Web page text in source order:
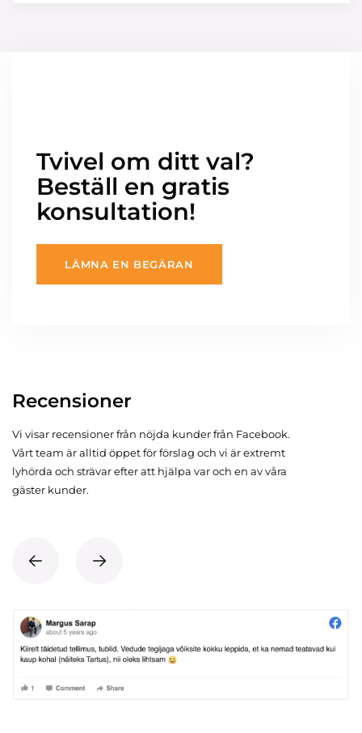
Tvivel om ditt val?
Beställ en gratis
konsultation!
LÄMNA EN BEGÄRAN
Recensioner
Vi visar recensioner från nöjda kunder från Facebook.
Vårt team är alltid öppet för förslag och vi är extremt
lyhörda och strävar efter att hjälpa var och en av våra
gäster kunder.